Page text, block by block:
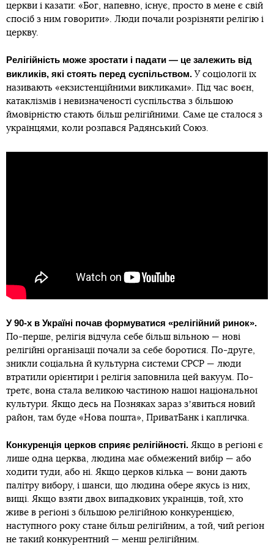
церкви і казати: «Бог, напевно, існує, просто в мене є свій
спосіб з ним говорити». Люди почали розрізняти релігію і
церкву.
Релігійність може зростати і падати — це залежить від
викликів, які стоять перед суспільством. У соціології їх
називають «екзистенційними викликами». Під час воєн,
катаклізмів і невизначеності суспільства з більшою
ймовірністю стають більш релігійними. Саме це сталося з
українцями, коли розпався Радянський Союз.
У 90-х в Україні почав формуватися «релігійний ринок».
По-перше, релігія відчула себе більш вільною — нові
релігійні організації почали за себе боротися. По-друге,
зникли соціальна й культурна системи СРСР — люди
втратили орієнтири і релігія заповнила цей вакуум. По-
третє, вона стала великою частиною нашої національної
культури. Якщо десь на Позняках зараз зʼявиться новий
район, там буде «Нова пошта», ПриватБанк і капличка.
Конкуренція церков сприяє релігійності. Якщо в регіоні є
лише одна церква, людина має обмежений вибір — або
ходити туди, або ні. Якщо церков кілька — вони дають
палітру вибору, і шанси, що людина обере якусь із них,
вищі. Якщо взяти двох випадкових українців, той, хто
живе в регіоні з більшою релігійною конкуренцією,
наступного року стане більш релігійним, а той, чий регіон
не такий конкурентний — менш релігійним.